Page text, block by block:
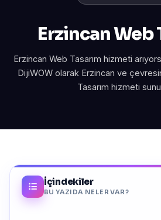
Erzincan Web
Erzincan Web Tasarım hizmeti
DijiWOW olarak Erzincan ve
Tasarım hizmeti
İçindekiler
BU YAZIDA NELER VAR?